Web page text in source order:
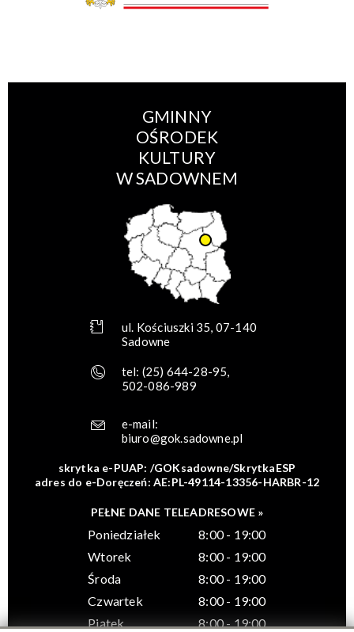
GMINNY
OŚRODEK
KULTURY
W SADOWNEM
ul. Kościuszki 35, 07-140
Sadowne
tel: (25) 644-28-95,
502-086-989
e-mail:
biuro@gok.sadowne.pl
skrytka e-PUAP: /GOKsadowne/SkrytkaESP
adres do e-Doręczeń: AE:PL-49114-13356-HARBR-12
PEŁNE DANE TELEADRESOWE »
Poniedziałek
8:00 - 19:00
Wtorek
8:00 - 19:00
Środa
8:00 - 19:00
Czwartek
8:00 - 19:00
Piątek
8:00 - 19:00